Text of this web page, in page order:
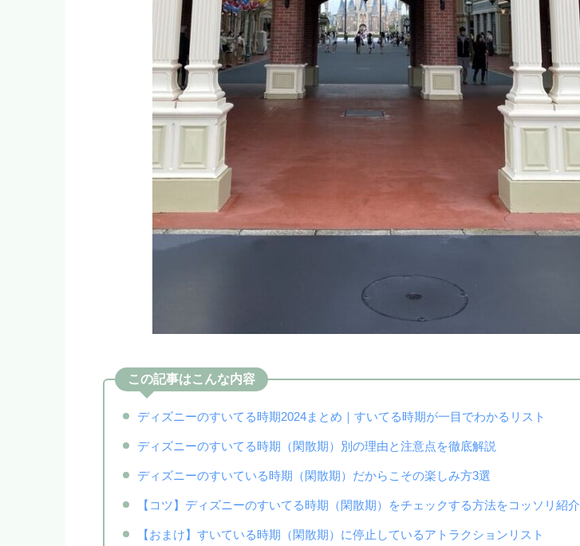
この記事はこんな内容
ディズニーのすいてる時期2024まとめ｜すいてる時期が一目でわかるリスト
ディズニーのすいてる時期（閑散期）別の理由と注意点を徹底解説
ディズニーのすいている時期（閑散期）だからこその楽しみ方3選
【コツ】ディズニーのすいてる時期（閑散期）をチェックする方法をコッソリ紹介
【おまけ】すいている時期（閑散期）に停止しているアトラクションリスト